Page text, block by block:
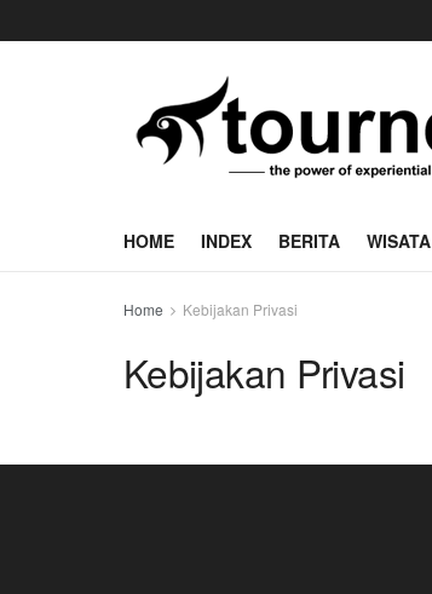
HOME INDEX BERITA WISATA
Home Kebijakan Privasi
Kebijakan Privasi